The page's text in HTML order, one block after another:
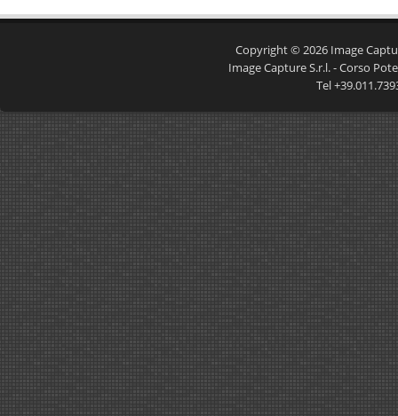
Copyright © 2026 Image
Image Capture S.r.l. - Corso
Tel